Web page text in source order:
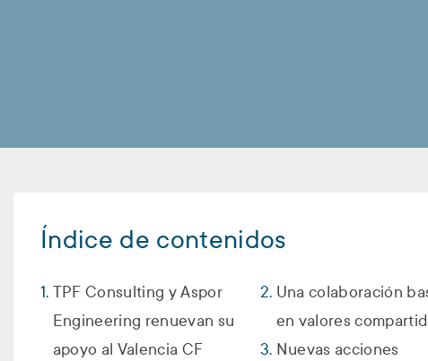
Índice de contenidos
TPF Consulting y Aspor
Engineering renuevan su
apoyo al Valencia CF
Una colaboración
en valores
Nuevas acciones